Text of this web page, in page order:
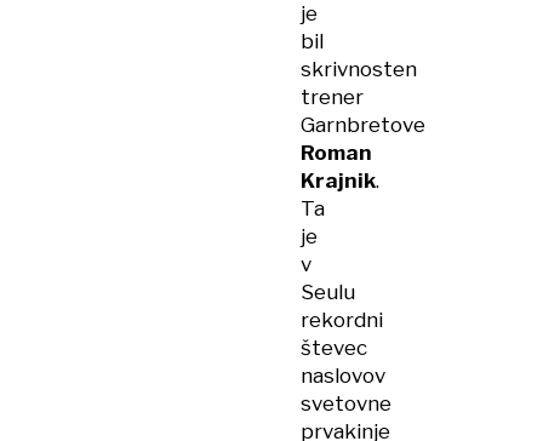
je
bil
skrivnosten
trener
Garnbretove
Roman
Krajnik.
Ta
je
v
Seulu
rekordni
števec
naslovov
svetovne
prvakinje